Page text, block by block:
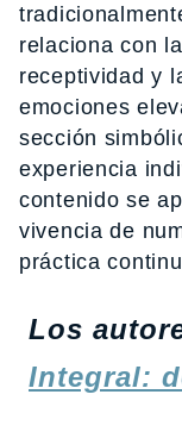
relaciona con
receptividad y
emociones
sección
experiencia
contenido se
vivencia de
práctica
Los
Integral: